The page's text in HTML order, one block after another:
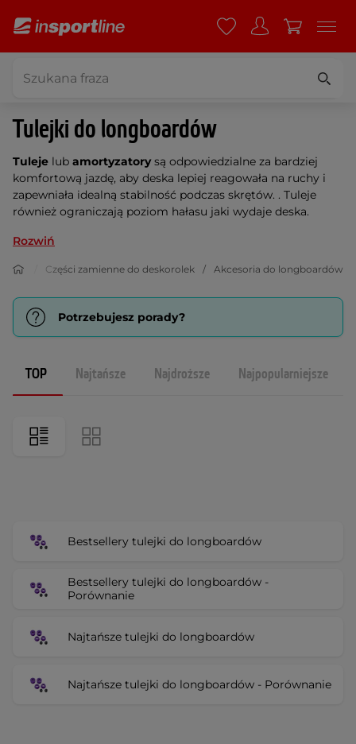
Tulejki do longboardów
Tuleje lub amortyzatorysą odpowiedzialne za bardziej
komfortową jazdę, aby deska lepiej reagowała na ruchy i
zapewniała idealną stabilność podczas skrętów. . Tuleje
również ograniczają poziom hałasu jaki wydaje deska.
Rozwiń
Części zamienne do deskorolek Akcesoria do longboardów
Potrzebujesz porady?
TOP Najtańsze Najdroższe Najpopularniejsze
Bestsellery tulejki do longboardów
Bestsellery tulejki do longboardów -
Porównanie
Najtańsze tulejki do longboardów
Najtańsze tulejki do longboardów - Porównanie